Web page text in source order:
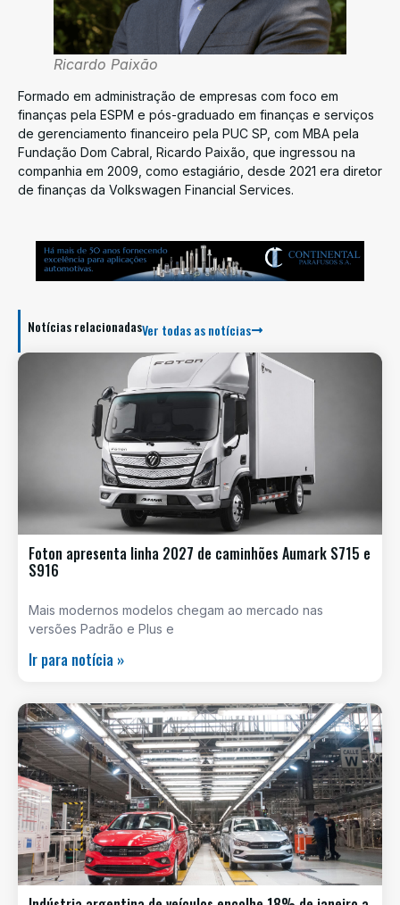
Ricardo Paixão
Formado em administração de empresas com foco em
finanças pela ESPM e pós-graduado em finanças e serviços
de gerenciamento financeiro pela PUC SP, com MBA pela
Fundação Dom Cabral, Ricardo Paixão, que ingressou na
companhia em 2009, como estagiário, desde 2021 era diretor
de finanças da Volkswagen Financial Services.
Notícias relacionadasVer todas as notícias
Foton apresenta linha 2027 de caminhões Aumark S715 e
S916
Mais modernos modelos chegam ao mercado nas
versões Padrão e Plus e
Ir para notícia »